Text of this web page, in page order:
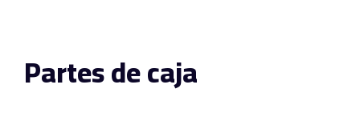
Partes de caja